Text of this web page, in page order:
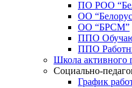
ПО РОО
ОО
ОО “БРСМ”
ППО
ППО
Школа активного
Социально-
График